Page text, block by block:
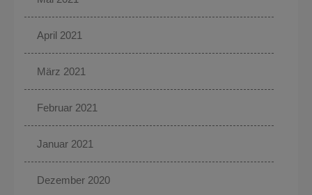
April 2021
März 2021
Februar 2021
Januar 2021
Dezember 2020